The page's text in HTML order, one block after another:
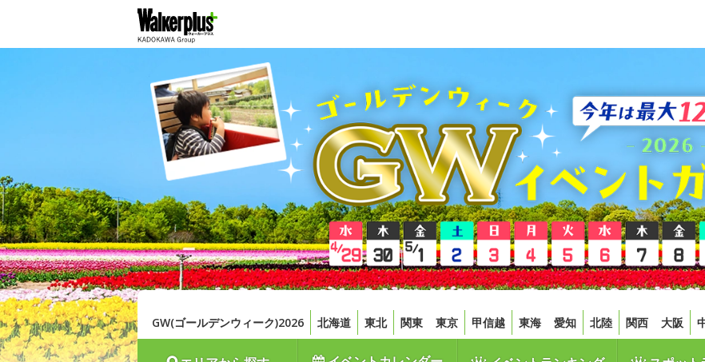
GW(ゴールデンウィーク)2026 北海道 東北 関東 東京 甲信越 東海 愛知 北陸 関西 大阪